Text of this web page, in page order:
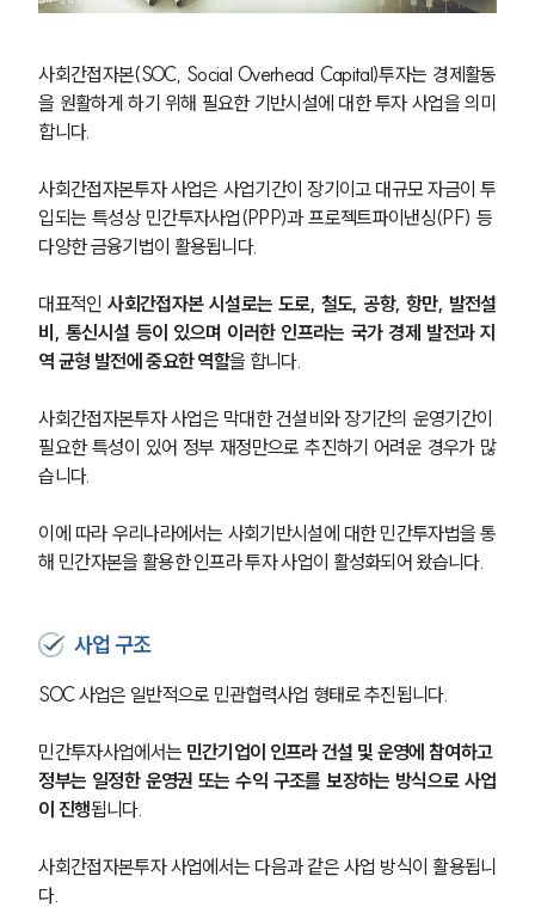
사회간접자본(SOC, Social Overhead Capital)투자는 경제활동
을 원활하게 하기 위해 필요한 기반시설에 대한 투자 사업을 의미
합니다.
사회간접자본투자 사업은 사업기간이 장기이고 대규모 자금이 투
입되는 특성상 민간투자사업(PPP)과 프로젝트파이낸싱(PF) 등
다양한 금융기법이 활용됩니다.
대표적인 사회간접자본 시설로는 도로, 철도, 공항, 항만, 발전설
비, 통신시설 등이 있으며 이러한 인프라는 국가 경제 발전과 지
역 균형 발전에 중요한 역할을 합니다.
사회간접자본투자 사업은 막대한 건설비와 장기간의 운영기간이
필요한 특성이 있어 정부 재정만으로 추진하기 어려운 경우가 많
습니다.
이에 따라 우리나라에서는 사회기반시설에 대한 민간투자법을 통
해 민간자본을 활용한 인프라 투자 사업이 활성화되어 왔습니다.
사업 구조
SOC 사업은 일반적으로 민관협력사업 형태로 추진됩니다.
민간투자사업에서는 민간기업이 인프라 건설 및 운영에 참여하고
정부는 일정한 운영권 또는 수익 구조를 보장하는 방식으로 사업
이 진행됩니다.
사회간접자본투자 사업에서는 다음과 같은 사업 방식이 활용됩니
다.